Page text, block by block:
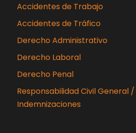
Accidentes de Trabajo
Accidentes de Tráfico
Derecho Administrativo
Derecho Laboral
Derecho Penal
Responsabilidad Civil General /
Indemnizaciones